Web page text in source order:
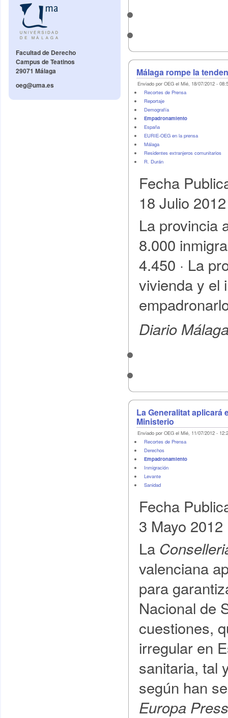
Facultad de Derecho
Campus de Teatinos
29071 Málaga
oeg@uma.es
Málaga rompe la
Enviado por OEG el Mié, 18/07/2012 -
Recortes de Prensa
Reportaje
Demografí­a
Empadronamiento
España
EURIE-OEG en la prensa
Málaga
Residentes extranjeros comunitarios
R. Durán
Fecha
18 Julio 2012
La provincia
8.000
4.450 · La
vivienda y el
Diario
La Generalitat aplicará
Ministerio
Enviado por OEG el Mié, 11/07/2012 -
Recortes de Prensa
Derechos
Empadronamiento
Inmigración
Levante
Sanidad
Fecha
3 Mayo 2012
La
valenciana
para
Nacional de
cuestiones,
irregular en
sanitaria, tal
según han
Europa Press